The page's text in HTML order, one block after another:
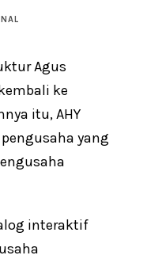
Agus
ke
itu, AHY
yang
interaktif